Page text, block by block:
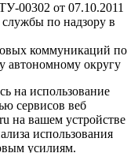
00302 от 07.10.2011
по надзору в
коммуникаций по
автономному округу
на использование
сервисов веб
на вашем устройстве
использования
усилиям.